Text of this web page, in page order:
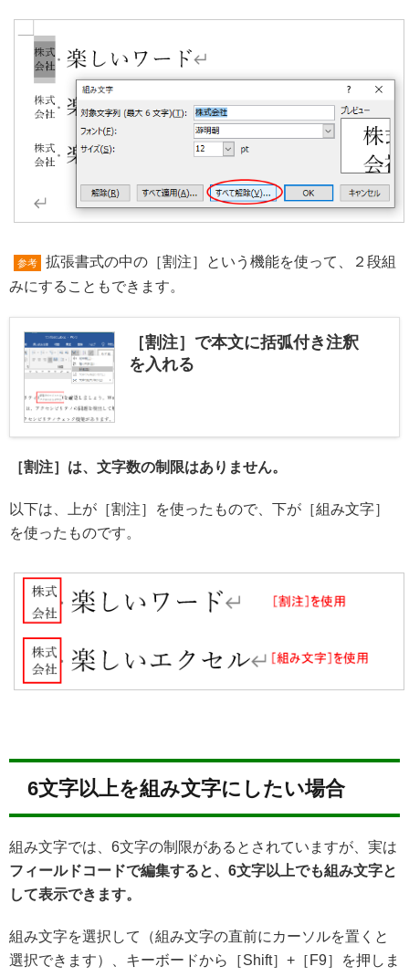
参考
拡張書式の中の［割注］という機能を使って、２段組
みにすることもできます。
［割注］で本文に括弧付き注釈
を入れる
［割注］は、文字数の制限はありません。
以下は、上が［割注］を使ったもので、下が［組み文字］
を使ったものです。
6文字以上を組み文字にしたい場合
組み文字では、6文字の制限があるとされていますが、実は
フィールドコードで編集すると、6文字以上でも組み文字と
して表示できます。
組み文字を選択して（組み文字の直前にカーソルを置くと
選択できます）、キーボードから［Shift］+［F9］を押しま